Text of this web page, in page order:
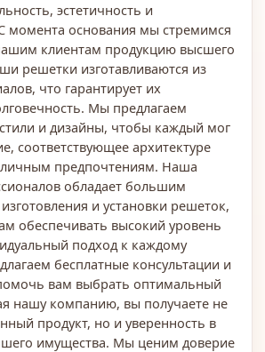
эстетичность и
момента основания мы стремимся
клиентам продукцию высшего
решетки изготавливаются из
что гарантирует их
Мы предлагаем
и дизайны, чтобы каждый мог
соответствующее архитектуре
личным предпочтениям. Наша
обладает большим
и установки решеток,
обеспечивать высокий уровень
подход к каждому
бесплатные консультации и
вам выбрать оптимальный
нашу компанию, вы получаете не
продукт, но и уверенность в
имущества. Мы ценим доверие